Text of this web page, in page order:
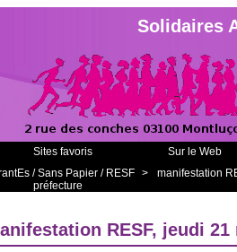
Solidaires
Sites favoris
Sur le Web
/ Sans Papier / RESF >
manifestation
préfecture
RESF, jeudi